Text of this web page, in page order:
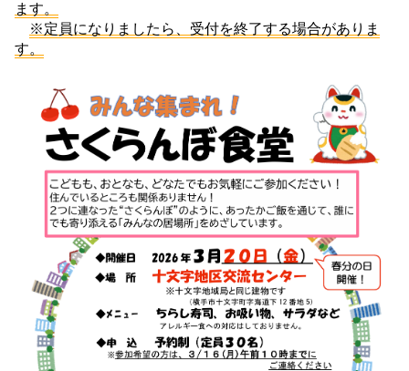
ます。
※定員になりましたら、受付を終了する場合がありま
す。